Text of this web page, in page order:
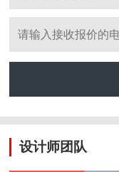
设计师团队